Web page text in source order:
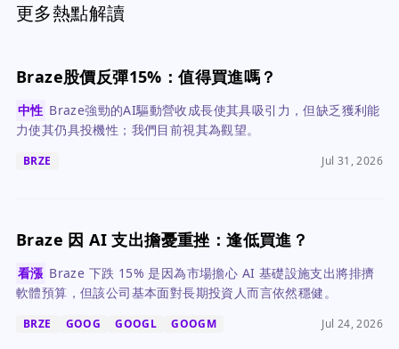
更多熱點解讀
Braze股價反彈15%：值得買進嗎？
中性 Braze強勁的AI驅動營收成長使其具吸引力，但缺乏獲利能
力使其仍具投機性；我們目前視其為觀望。
BRZE Jul 31, 2026
Braze 因 AI 支出擔憂重挫：逢低買進？
看漲 Braze 下跌 15% 是因為市場擔心 AI 基礎設施支出將排擠
軟體預算，但該公司基本面對長期投資人而言依然穩健。
BRZE GOOG GOOGL GOOGM Jul 24, 2026